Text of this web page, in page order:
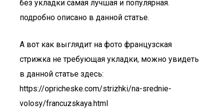
без укладки самая лучшая и популярная.
подробно описано в данной статье.
А вот как выглядит на фото французская
стрижка не требующая укладки, можно увидеть
в данной статье здесь:
https://opricheske.com/strizhki/na-srednie-
volosy/francuzskaya.html